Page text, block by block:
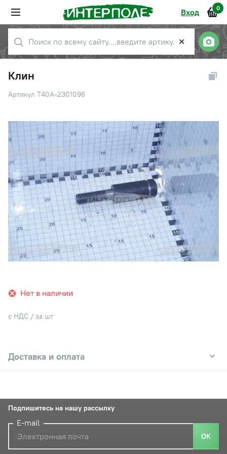
Вход 0
✕
Клин
Артикул Т40А-2301096
Нет в наличии
с НДС / за шт
Доставка и оплата
Подпишитесь на нашу рассылку
E-mail
ОК